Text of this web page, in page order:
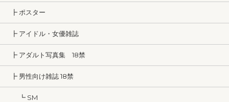
┣ ポスター
┣ アイドル・女優雑誌
┣ アダルト写真集 18禁
┣ 男性向け雑誌 18禁
┗ SM